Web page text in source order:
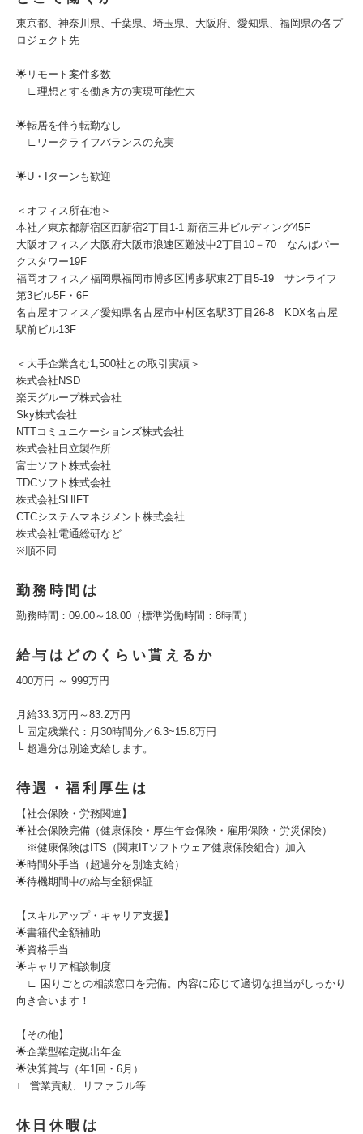
東京都、神奈川県、千葉県、埼玉県、大阪府、愛知県、福岡県の各プ
ロジェクト先
🌟リモート案件多数
∟理想とする働き方の実現可能性大
🌟転居を伴う転勤なし
∟ワークライフバランスの充実
🌟U・Iターンも歓迎
＜オフィス所在地＞
本社／東京都新宿区西新宿2丁目1-1 新宿三井ビルディング45F
大阪オフィス／大阪府大阪市浪速区難波中2丁目10－70 なんばパー
クスタワー19F
福岡オフィス／福岡県福岡市博多区博多駅東2丁目5-19 サンライフ
第3ビル5F・6F
名古屋オフィス／愛知県名古屋市中村区名駅3丁目26-8 KDX名古屋
駅前ビル13F
＜大手企業含む1,500社との取引実績＞
株式会社NSD
楽天グループ株式会社
Sky株式会社
NTTコミュニケーションズ株式会社
株式会社日立製作所
富士ソフト株式会社
TDCソフト株式会社
株式会社SHIFT
CTCシステムマネジメント株式会社
株式会社電通総研など
※順不同
勤務時間は
勤務時間：09:00～18:00（標準労働時間：8時間）
給与はどのくらい貰えるか
400万円 ～ 999万円
月給33.3万円～83.2万円
└ 固定残業代：月30時間分／6.3~15.8万円
└ 超過分は別途支給します。
待遇・福利厚生は
【社会保険・労務関連】
🌟社会保険完備（健康保険・厚生年金保険・雇用保険・労災保険）
※健康保険はITS（関東ITソフトウェア健康保険組合）加入
🌟時間外手当（超過分を別途支給）
🌟待機期間中の給与全額保証
【スキルアップ・キャリア支援】
🌟書籍代全額補助
🌟資格手当
🌟キャリア相談制度
∟ 困りごとの相談窓口を完備。内容に応じて適切な担当がしっかり
向き合います！
【その他】
🌟企業型確定拠出年金
🌟決算賞与（年1回・6月）
∟ 営業貢献、リファラル等
休日休暇は